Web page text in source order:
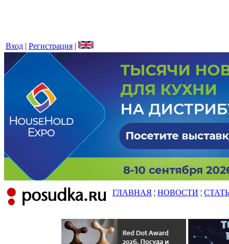
Вход | Регистрация |
ГЛАВНАЯ ¦ НОВОСТИ ¦